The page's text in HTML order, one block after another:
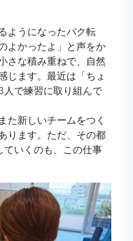
ようになったバク転
よかったよ」と声をか
さな積み重ねで、自然
じます。最近は「ちょ
人で練習に取り組んで
た新しいチームをつく
ります。ただ、その都
ていくのも、この仕事